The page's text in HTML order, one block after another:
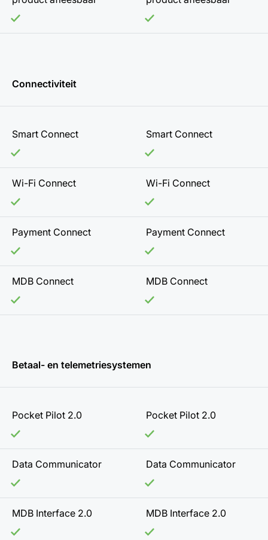
Connectiviteit
Smart Connect Smart Connect
Wi-Fi Connect Wi-Fi Connect
Payment Connect Payment Connect
MDB Connect MDB Connect
Betaal- en telemetriesystemen
Pocket Pilot 2.0 Pocket Pilot 2.0
Data Communicator Data Communicator
MDB Interface 2.0 MDB Interface 2.0